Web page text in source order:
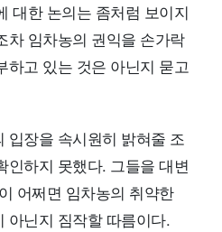
대한 논의는 좀처럼 보이지
차 임차농의 권익을 손가락
하고 있는 것은 아닌지 묻고
입장을 속시원히 밝혀줄 조
인하지 못했다. 그들을 대변
어쩌면 임차농의 취약한
아닌지 짐작할 따름이다.